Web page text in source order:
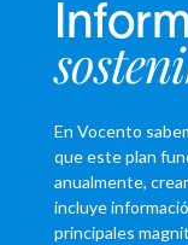
En Vocento
que este plan
anualmente,
incluye
principales